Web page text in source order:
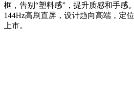
框，告别“塑料感”，提升质感和手感
144Hz高刷直屏，设计趋向高端，定
上市。